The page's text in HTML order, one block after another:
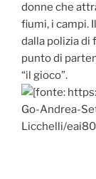
donne che
fiumi, i campi.
dalla polizia di
punto di
“il gioco”.